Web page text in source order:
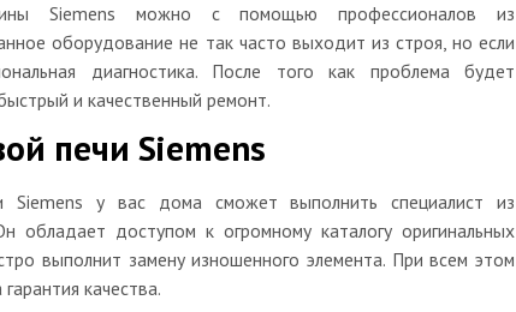
Siemens можно с помощью профессионалов из
оборудование не так часто выходит из строя, но если
диагностика. После того как проблема будет
и качественный ремонт.
печи Siemens
Siemens у вас дома сможет выполнить специалист из
обладает доступом к огромному каталогу оригинальных
выполнит замену изношенного элемента. При всем этом
качества.